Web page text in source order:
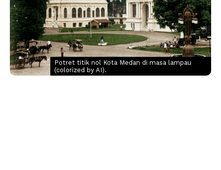
Potret titik nol Kota Medan di masa lampau
(colorized by AI).